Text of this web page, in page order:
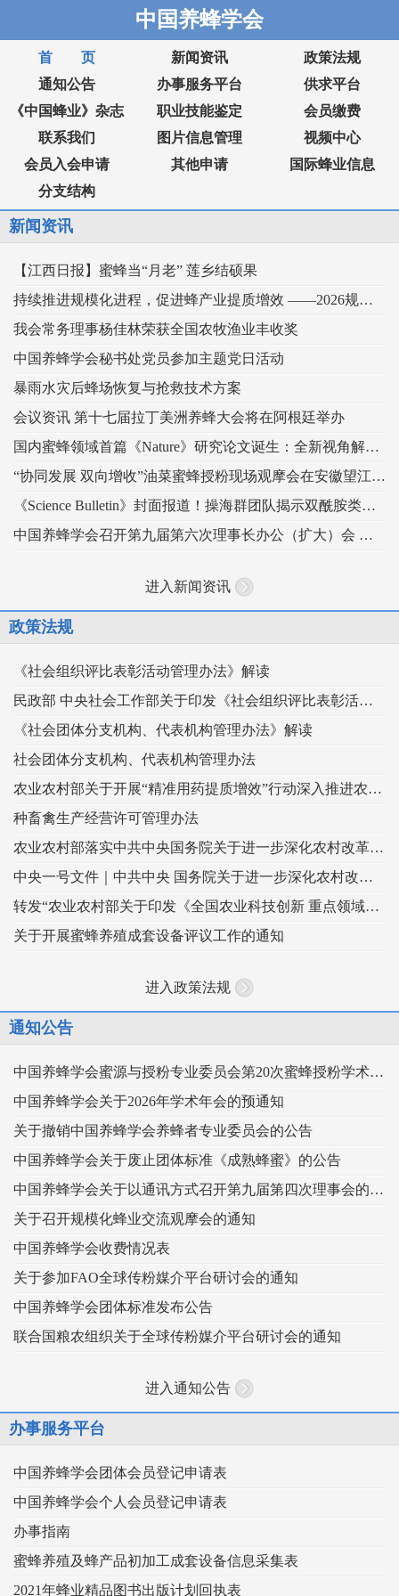
中国养蜂学会
首 页 新闻资讯
政策法规
通知公告
办事服务平台
供求平台
《中国蜂业》杂志
职业技能鉴定
会员缴费
联系我们
图片信息管理
视频中心
会员入会申请
其他申请
国际蜂业信息
分支结构
新闻资讯
【江西日报】蜜蜂当“月老” 莲乡结硕果
持续推进规模化进程，促进蜂产业提质增效 ——2026规模化蜂业交流观摩会在新疆举行
我会常务理事杨佳林荣获全国农牧渔业丰收奖
中国养蜂学会秘书处党员参加主题党日活动
暴雨水灾后蜂场恢复与抢救技术方案
会议资讯 第十七届拉丁美洲养蜂大会将在阿根廷举办
国内蜜蜂领域首篇《Nature》研究论文诞生：全新视角解读蜂王发育的“建筑密码”
“协同发展 双向增收”油菜蜜蜂授粉现场观摩会在安徽望江举办
《Science Bulletin》封面报道！操海群团队揭示双酰胺类杀虫剂影响蜜蜂蜂王生殖
中国养蜂学会召开第九届第六次理事长办公（扩大）会 锚定“十五五” 谋划蜂业高质量发展
进入新闻资讯
政策法规
《社会组织评比表彰活动管理办法》解读
民政部 中央社会工作部关于印发《社会组织评比表彰活动管理办法》的通知
《社会团体分支机构、代表机构管理办法》解读
社会团体分支机构、代表机构管理办法
农业农村部关于开展“精准用药提质增效”行动深入推进农药科学安全使用工作的指导意见
种畜禽生产经营许可管理办法
农业农村部落实中共中央国务院关于进一步深化农村改革扎实推进乡村全面振兴 工作部署的实施意见
中央一号文件｜中共中央 国务院关于进一步深化农村改革 扎实推进乡村全面振兴的意见
转发“农业农村部关于印发《全国农业科技创新 重点领域（2024–2028年）》的通知”
关于开展蜜蜂养殖成套设备评议工作的通知
进入政策法规
通知公告
中国养蜂学会蜜源与授粉专业委员会第20次蜜蜂授粉学术交流会暨向日葵授粉现场观摩会通知 （第二轮）
中国养蜂学会关于2026年学术年会的预通知
关于撤销中国养蜂学会养蜂者专业委员会的公告
中国养蜂学会关于废止团体标准《成熟蜂蜜》的公告
中国养蜂学会关于以通讯方式召开第九届第四次理事会的通知
关于召开规模化蜂业交流观摩会的通知
中国养蜂学会收费情况表
关于参加FAO全球传粉媒介平台研讨会的通知
中国养蜂学会团体标准发布公告
联合国粮农组织关于全球传粉媒介平台研讨会的通知
进入通知公告
办事服务平台
中国养蜂学会团体会员登记申请表
中国养蜂学会个人会员登记申请表
办事指南
蜜蜂养殖及蜂产品初加工成套设备信息采集表
2021年蜂业精品图书出版计划回执表